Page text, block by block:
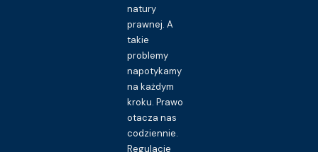
natury
prawnej. A
takie
problemy
napotykamy
na każdym
kroku. Prawo
otacza nas
codziennie.
Regulacje